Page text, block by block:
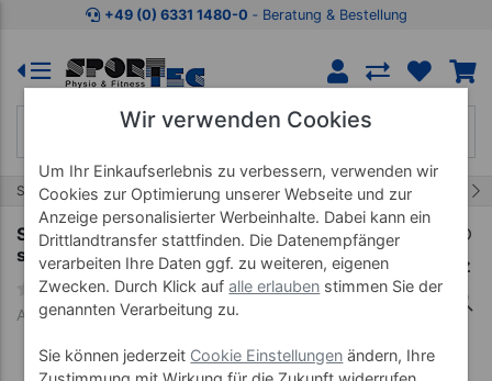
Zum Kaufbereich springen Zur Produktbeschreibung
+49 (0) 6331 1480-0 ‐ Beratung & Bestellung
Start Fitness-Bänder Sanctband
Sanctband Übungsband, LxB 46 m x 15 cm,
stark, blau
Art-Nr. 33014
Wir verwenden Cookies
Um Ihr Einkaufserlebnis zu verbessern, verwenden wir
Cookies zur Optimierung unserer Webseite und zur
Anzeige personalisierter Werbeinhalte. Dabei kann ein
Drittlandtransfer stattfinden. Die Datenempfänger
verarbeiten Ihre Daten ggf. zu weiteren, eigenen
Zwecken. Durch Klick aufalle erlauben stimmen Sie der
genannten Verarbeitung zu.
Sie können jederzeit Cookie Einstellungen ändern, Ihre